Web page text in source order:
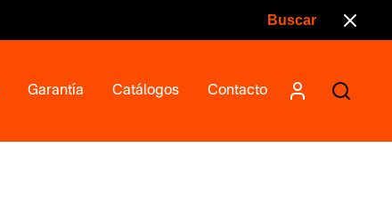
Garantía Catálogos Contacto